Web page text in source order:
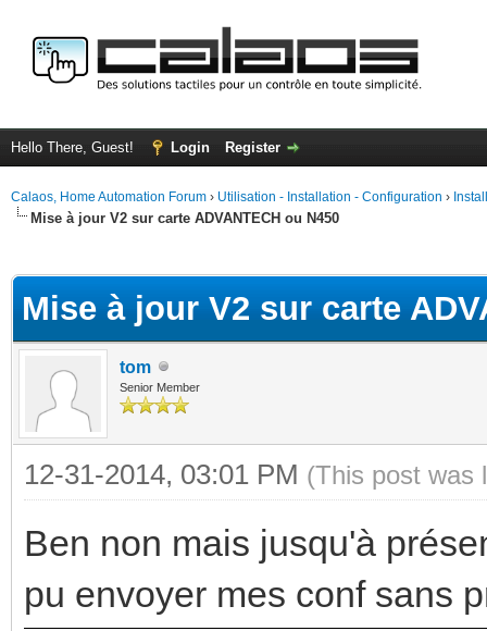
Hello There, Guest! Login Register
Calaos, Home Automation Forum › Utilisation - Installation - Configuration ›
Mise à jour V2 sur carte ADVANTECH ou N450
Mise à jour V2 sur carte
tom
Senior Member
12-31-2014, 03:01 PM (This post was
Ben non mais jusqu'à
pu envoyer mes conf sans